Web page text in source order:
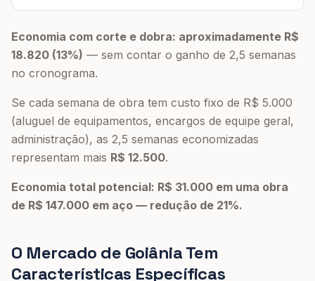
Economia com corte e dobra: aproximadamente R$
18.820 (13%) — sem contar o ganho de 2,5 semanas
no cronograma.
Se cada semana de obra tem custo fixo de R$ 5.000
(aluguel de equipamentos, encargos de equipe geral,
administração), as 2,5 semanas economizadas
representam mais R$ 12.500.
Economia total potencial: R$ 31.000 em uma obra
de R$ 147.000 em aço — redução de 21%.
O Mercado de Goiânia Tem
Características Específicas